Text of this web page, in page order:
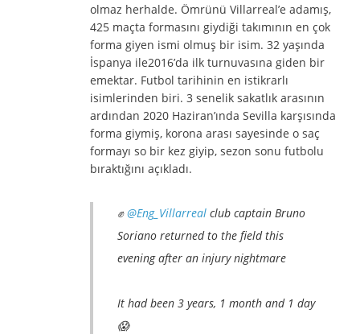
olmaz herhalde. Ömrünü Villarreal’e adamış,
425 maçta formasını giydiği takımının en çok
forma giyen ismi olmuş bir isim. 32 yaşında
İspanya ile2016’da ilk turnuvasına giden bir
emektar. Futbol tarihinin en istikrarlı
isimlerinden biri. 3 senelik sakatlık arasının
ardından 2020 Haziran’ında Sevilla karşısında
forma giymiş, korona arası sayesinde o saç
formayı so bir kez giyip, sezon sonu futbolu
bıraktığını açıkladı.
✊@Eng_Villarreal club captain Bruno
Soriano returned to the field this
evening after an injury nightmare
It had been 3 years, 1 month and 1 day
😱